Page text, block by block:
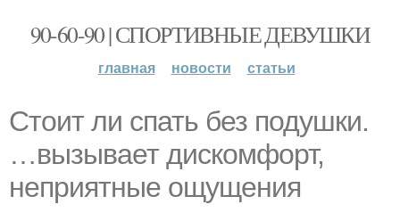
90-60-90 | СПОРТИВНЫЕ ДЕВУШКИ
главная новости статьи
Стоит ли спать без подушки.
…вызывает дискомфорт,
неприятные ощущения